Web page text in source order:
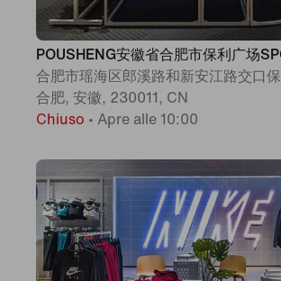
POUSHENG安徽省合肥市保利广场
合肥市瑶海区郎溪路和新安江路交口
合肥, 安徽, 230011, CN
Chiuso • Apre alle 10:00